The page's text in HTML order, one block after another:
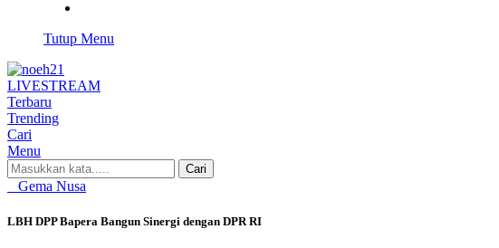
Tutup Menu
LIVESTREAM
Terbaru
Trending
Cari
Menu
Cari
Gema Nusa
LBH DPP Bapera Bangun Sinergi dengan DPR RI